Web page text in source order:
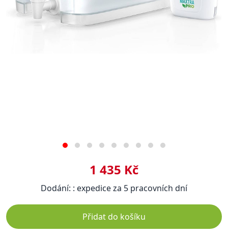
1 435 Kč
Dodání: : expedice za 5 pracovních dní
Přidat do košíku